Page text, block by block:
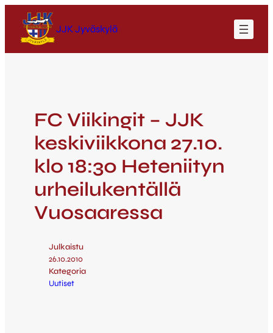
JJK Jyväskylä
FC Viikingit – JJK
keskiviikkona 27.10.
klo 18:30 Heteniityn
urheilukentällä
Vuosaaressa
Julkaistu
26.10.2010
Kategoria
Uutiset